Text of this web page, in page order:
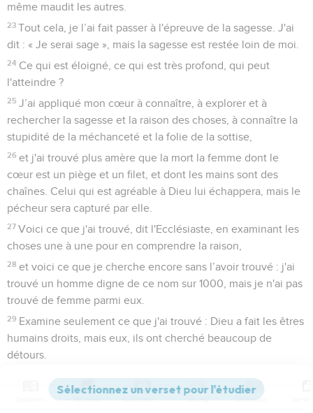
même maudit les autres.
23 Tout cela, je l’ai fait passer à l'épreuve de la sagesse. J'ai
dit : « Je serai sage », mais la sagesse est restée loin de moi.
24 Ce qui est éloigné, ce qui est très profond, qui peut
l'atteindre ?
25 J’ai appliqué mon cœur à connaître, à explorer et à
rechercher la sagesse et la raison des choses, à connaître la
stupidité de la méchanceté et la folie de la sottise,
26 et j'ai trouvé plus amère que la mort la femme dont le
cœur est un piège et un filet, et dont les mains sont des
chaînes. Celui qui est agréable à Dieu lui échappera, mais le
pécheur sera capturé par elle.
27 Voici ce que j'ai trouvé, dit l'Ecclésiaste, en examinant les
choses une à une pour en comprendre la raison,
28 et voici ce que je cherche encore sans l’avoir trouvé : j'ai
trouvé un homme digne de ce nom sur 1000, mais je n'ai pas
trouvé de femme parmi eux.
29 Examine seulement ce que j'ai trouvé : Dieu a fait les êtres
humains droits, mais eux, ils ont cherché beaucoup de
détours.
Ecclésiaste
Versions Commentaires Strong